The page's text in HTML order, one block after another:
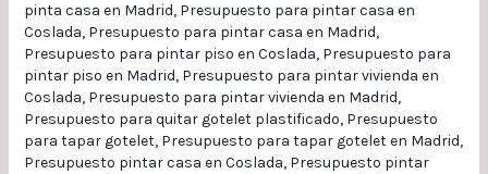
pinta casa en Madrid, Presupuesto para pintar casa en
Coslada, Presupuesto para pintar casa en Madrid,
Presupuesto para pintar piso en Coslada, Presupuesto para
pintar piso en Madrid, Presupuesto para pintar vivienda en
Coslada, Presupuesto para pintar vivienda en Madrid,
Presupuesto para quitar gotelet plastificado, Presupuesto
para tapar gotelet, Presupuesto para tapar gotelet en Madrid,
Presupuesto pintar casa en Coslada, Presupuesto pintar